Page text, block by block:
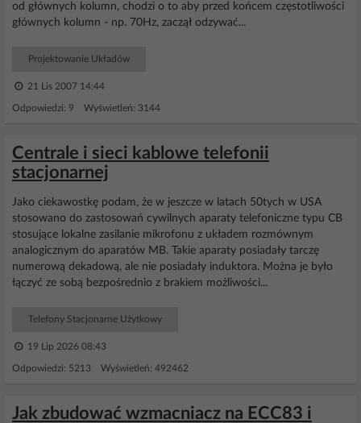
od głównych kolumn, chodzi o to aby przed końcem częstotliwości
głównych kolumn - np. 70Hz, zaczął odzywać...
Projektowanie Układów
21 Lis 2007 14:44
Odpowiedzi: 9 Wyświetleń: 3144
Centrale i sieci kablowe telefonii
stacjonarnej
Jako ciekawostkę podam, że w jeszcze w latach 50tych w USA
stosowano do zastosowań cywilnych aparaty telefoniczne typu CB
stosujące lokalne zasilanie mikrofonu z układem rozmównym
analogicznym do aparatów MB. Takie aparaty posiadały tarczę
numerową dekadową, ale nie posiadały induktora. Można je było
łączyć ze sobą bezpośrednio z brakiem możliwości...
Telefony Stacjonarne Użytkowy
19 Lip 2026 08:43
Odpowiedzi: 5213 Wyświetleń: 492462
Jak zbudować wzmacniacz na ECC83 i